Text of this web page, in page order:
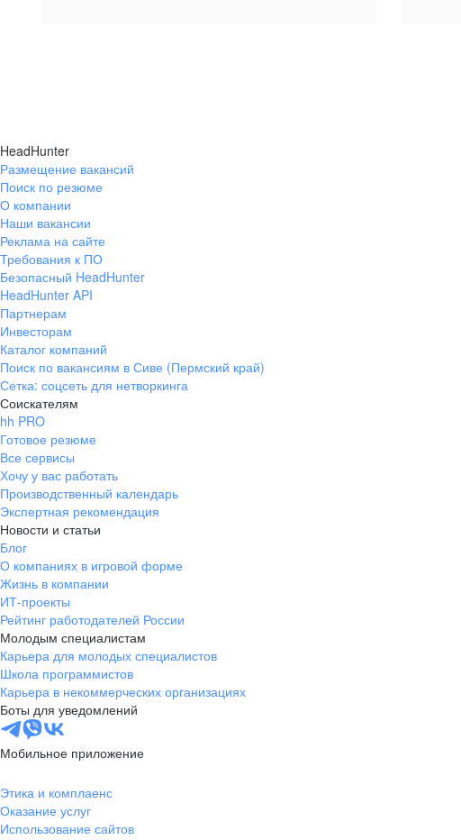
HeadHunter
Размещение вакансий
Поиск по резюме
О компании
Наши вакансии
Реклама на сайте
Требования к ПО
Безопасный HeadHunter
HeadHunter API
Партнерам
Инвесторам
Каталог компаний
Поиск по вакансиям в Сиве (Пермский край)
Сетка: соцсеть для нетворкинга
Соискателям
hh PRO
Готовое резюме
Все сервисы
Хочу у вас работать
Производственный календарь
Экспертная рекомендация
Новости и статьи
Блог
О компаниях в игровой форме
Жизнь в компании
ИТ-проекты
Рейтинг работодателей России
Молодым специалистам
Карьера для молодых специалистов
Школа программистов
Карьера в некоммерческих организациях
Боты для уведомлений
Мобильное приложение
Этика и комплаенс
Оказание услуг
Использование сайтов